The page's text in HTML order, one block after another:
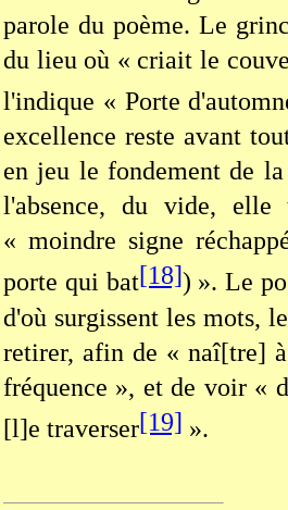
parole du poème. Le
du lieu où « criait le
l'indique « Porte
excellence reste avant
en jeu le fondement de
l'absence, du vide, elle
« moindre signe
porte qui bat[18]) ». Le
d'où surgissent les mots,
retirer, afin de « naî[tre]
fréquence », et de voir «
[l]e traverser[19] ».